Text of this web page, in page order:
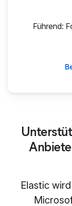
Führend:
Elastic